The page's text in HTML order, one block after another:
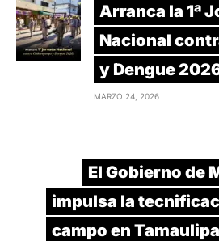
Arranca la 1ª
Nacional
y Dengue
MARZO 24, 2026
El Gobierno de
impulsa la
campo en